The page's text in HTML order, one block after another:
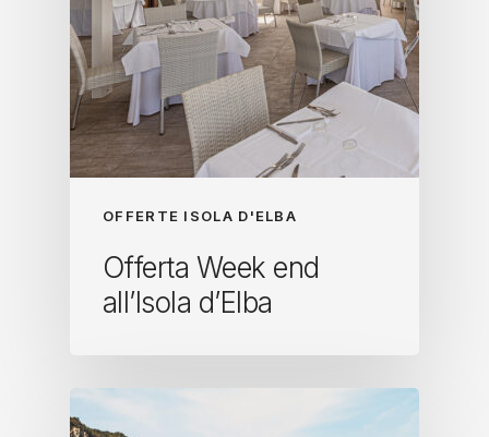
OFFERTE ISOLA D'ELBA
Offerta Week end
all’Isola d’Elba